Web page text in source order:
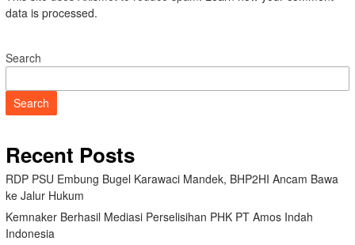
data is processed.
Search
Search
Recent Posts
RDP PSU Embung Bugel Karawaci Mandek, BHP2HI Ancam Bawa
ke Jalur Hukum
Kemnaker Berhasil Mediasi Perselisihan PHK PT Amos Indah
Indonesia